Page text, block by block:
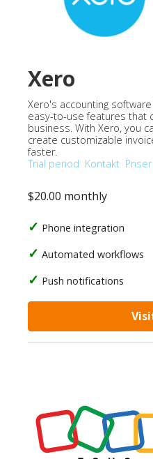
Xero
Xero's accounting
easy-to-use features that
business. With Xero, you
create customizable
faster.
Trial period Kontakt Priser
$20.00 monthly
Phone integration
Automated workflows
Push notifications